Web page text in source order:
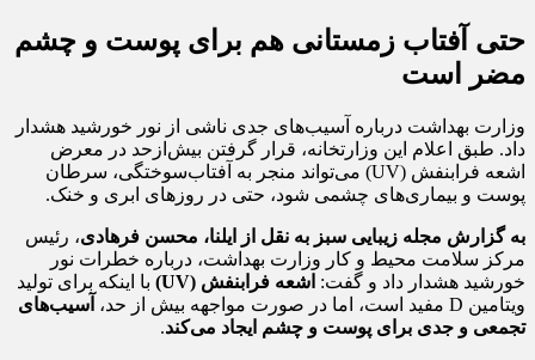
حتی آفتاب زمستانی هم برای پوست و چشم
مضر است
وزارت بهداشت درباره آسیب‌های جدی ناشی از نور خورشید هشدار
داد. طبق اعلام این وزارتخانه، قرار گرفتن بیش‌ازحد در معرض
اشعه فرابنفش (UV) می‌تواند منجر به آفتاب‌سوختگی، سرطان
پوست و بیماری‌های چشمی شود، حتی در روزهای ابری و خنک.
به گزارش مجله زیبایی سبز به نقل از ایلنا، محسن فرهادی، رئیس
مرکز سلامت محیط و کار وزارت بهداشت، درباره خطرات نور
خورشید هشدار داد و گفت: اشعه فرابنفش (UV)
با اینکه برای تولید
ویتامین D مفید است، اما در صورت مواجهه بیش از حد،
آسیب‌های
تجمعی و جدی برای پوست و چشم ایجاد می‌کند.